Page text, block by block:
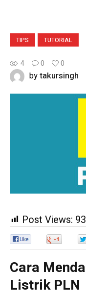
TIPS TUTORIAL
4 0 0
bytakursingh
Post Views: 93
Cara
Listrik PLN